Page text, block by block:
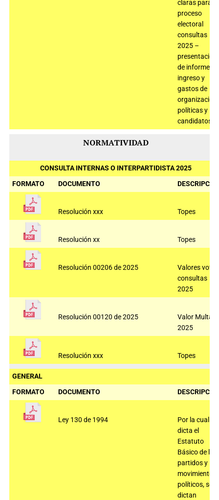
claras para el
proceso
electoral
consultas
2025 –
presentación
de informe de
ingreso y
gastos de
políticas y
candidatos
NORMATIVIDAD
CONSULTA INTERNAS O INTERPARTIDISTA 2025
FORMATO
DOCUMENTO
Resolución xxx Topes
Resolución xx Topes
Resolución 00206 de 2025
Valores votos
consultas
2025
Resolución 00120 de 2025
Valor Multas
2025
Resolución xxx Topes
GENERAL
FORMATO
DOCUMENTO
Ley 130 de 1994
Por la cual se
dicta el
Estatuto
Básico de los
partidos y
movimientos
políticos, se
dictan